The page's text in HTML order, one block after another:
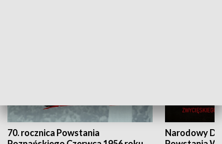
70. rocznica Powstania
Narodowy